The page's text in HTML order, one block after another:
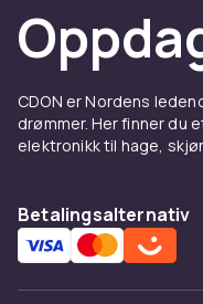
CDON er Nordens
drømmer. Her finner du
elektronikk til hage,
Betalingsalternativ